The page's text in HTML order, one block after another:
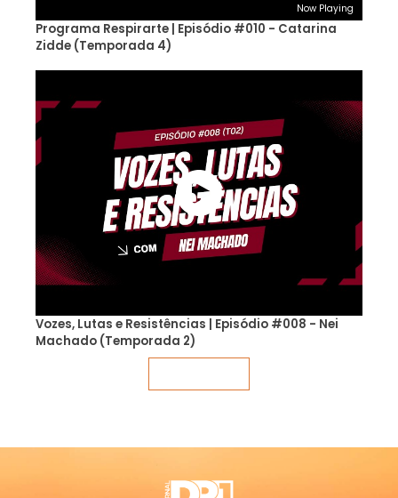
Now Playing
Programa Respirarte | Episódio #010 - Catarina
Zidde (Temporada 4)
Vozes, Lutas e Resistências | Episódio #008 - Nei
Machado (Temporada 2)